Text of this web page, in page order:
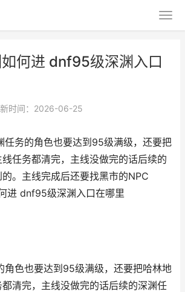
何进 dnf95级深渊入口
时间：2026-06-25
任务的角色也要达到95级满级，还要把
任务都清完，主线没做完的话后续的
。主线完成后还要找黑市的NPC
进 dnf95级深渊入口在哪里
角色也要达到95级满级，还要把哈林地
清完，主线没做完的话后续的深渊任